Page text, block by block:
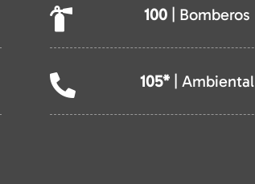
 100| Bomberos
 105*| Ambiental